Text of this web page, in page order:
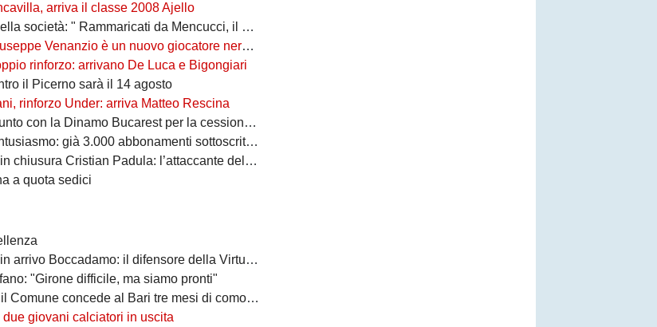
arriva il classe 2008 Ajello
" Rammaricati da Mencucci, il 10 CDA straordinario"
Venanzio è un nuovo giocatore neroverde
rinforzo: arrivano De Luca e Bigongiari
il Picerno sarà il 14 agosto
rinforzo Under: arriva Matteo Rescina
la Dinamo Bucarest per la cessione di Matthias Verreth
già 3.000 abbonamenti sottoscritti per la Serie C
Cristian Padula: l’attaccante del Torino arriva in prestito
a quota sedici
il difensore della Virtus Entella verso il prestito in gialloblù
"Girone difficile, ma siamo pronti"
concede al Bari tre mesi di comodato d’uso precario: i dettagli
due giovani calciatori in uscita